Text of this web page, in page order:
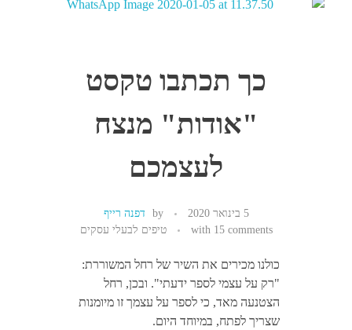
כך תכתבו טקסט
"אודות" מנצח
לעצמכם
5 בינואר 2020 by
דפנה רייף
with 15 comments טיפים לבעלי עסקים
כולנו מכירים את השיר של רחל המשוררת:
"רק על עצמי לספר ידעתי". ובכן, רחל
הצטנעה מאד, כי לספר על עצמך זו מיומנות
שצריך לפתח, במיוחד היום.